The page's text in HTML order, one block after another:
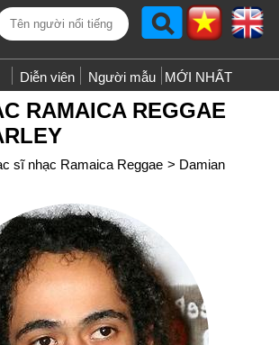
Diễn viên Người mẫu MỚI NHẤT
RAMAICA REGGAE
sĩ nhạc Ramaica Reggae > Damian